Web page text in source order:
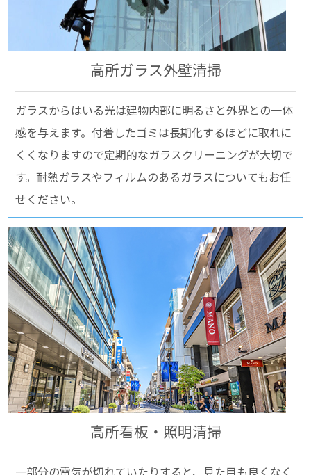
⾼所ガラス外壁清掃
ガラスからはいる光は建物内部に明るさと外界との一体
感を与えます。付着したゴミは長期化するほどに取れに
くくなりますので定期的なガラスクリーニングが大切で
す。耐熱ガラスやフィルムのあるガラスについてもお任
せください。
⾼所看板・照明清掃
一部分の電気が切れていたりすると、見た目も良くなく